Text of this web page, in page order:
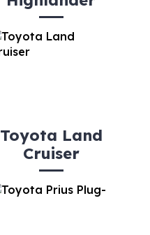
Toyota Land
Cruiser